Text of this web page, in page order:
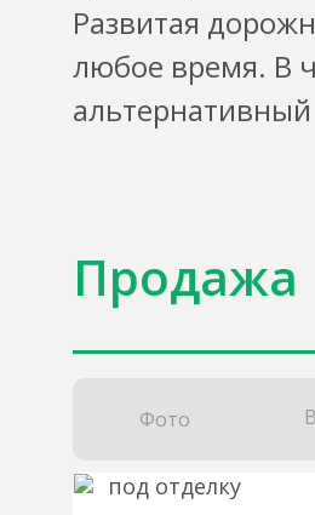
Развитая
любое время. В
Продажа
Фото